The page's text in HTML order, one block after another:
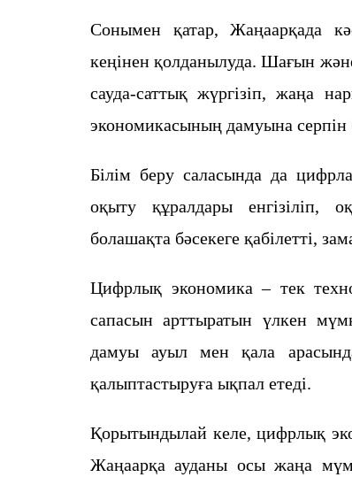
Сонымен қатар, Жаңаарқада
кеңінен қолданылуда. Шағын
сауда-саттық жүргізіп, жаңа
экономикасының дамуына серпін
Білім беру саласында да
оқыту құралдары енгізіліп,
болашақта бәсекеге қабілетті,
Цифрлық экономика – тек
сапасын арттыратын үлкен
дамуы ауыл мен қала
қалыптастыруға ықпал етеді.
Қорытындылай келе, цифрлық
Жаңаарқа ауданы осы жаңа